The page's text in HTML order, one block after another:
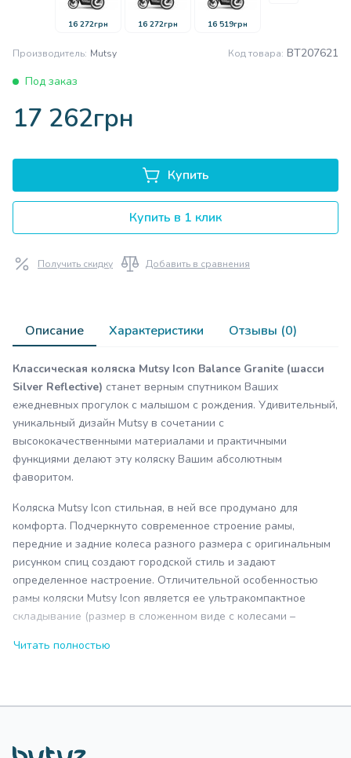
16 272грн 16 272грн 16 519грн
Производитель: Mutsy Код товара: BT207621
Под заказ
17 262грн
Купить
Купить в 1 клик
Получить скидку Добавить в сравнения
Описание Характеристики Отзывы (0)
Классическая коляска Mutsy Icon Balance Granite (шасси
Silver Reflective) cтанет верным спутником Ваших
ежедневных прогулок с малышом с рождения. Удивительный,
уникальный дизайн Mutsy в сочетании с
высококачественными материалами и практичными
функциями делают эту коляску Вашим абсолютным
фаворитом.
Коляска Mutsy Icon стильная, в ней все продумано для
комфорта. Подчеркнуто современное строение рамы,
передние и задние колеса разного размера с оригинальным
рисунком спиц создают городской стиль и задают
определенное настроение. Отличительной особенностью
рамы коляски Mutsy Icon является ее ультракомпактное
складывание (размер в сложенном виде с колесами –
Cybex (Aton, Aton 4, Aton 5, Aton Q, Aton Q i-Size)
Читать полностью